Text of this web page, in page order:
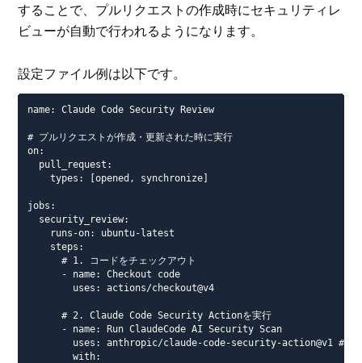
することで、プルリクエストの作成時にセキュリティレ
ビューが自動で行われるようになります。
設定ファイル例は以下です。
name: Claude Code Security Review
# プルリクエストが作成・更新された時に実行
on:
  pull_request:
    types: [opened, synchronize]
jobs:
  security_review:
    runs-on: ubuntu-latest
    steps:
      # 1. コードをチェックアウト
      - name: Checkout code
        uses: actions/checkout@v4
      # 2. Claude Code Security Actionを実行
      - name: Run ClaudeCode AI Security Scan
uses: anthropic/claude-code-security-action@v1 # アク
        with: